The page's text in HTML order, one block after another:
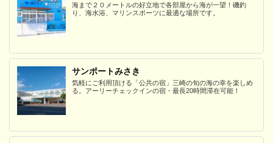
海まで２０メートルの好立地で各部屋から海が一望！磯釣
り、海水浴、マリンスポーツに最適な場所です。
サンポートみさき
気軽にご利用頂ける「公共の宿」三崎の旬の海の幸を楽しめ
る。アーリーチェックインの宿・最長20時間滞在可能！